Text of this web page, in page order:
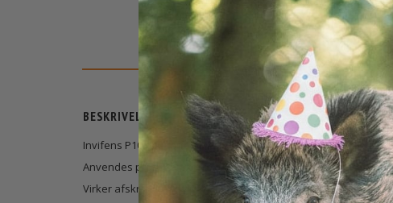
BESKRIVELSE
Invifens P10 er et effektivt afskræknings middel mod flere
Anvendes produktet korrekt, kan det virke afskrækkende i op
Virker afskrækkende på: